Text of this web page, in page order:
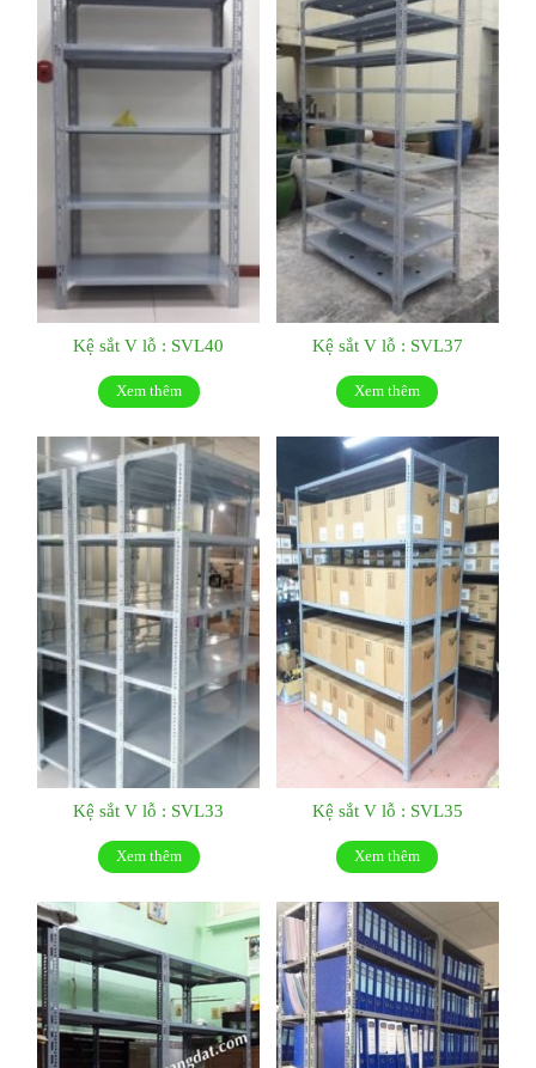
Kệ sắt V lỗ : SVL40
Xem thêm
Kệ sắt V lỗ : SVL37
Xem thêm
Kệ sắt V lỗ : SVL33
Xem thêm
Kệ sắt V lỗ : SVL35
Xem thêm